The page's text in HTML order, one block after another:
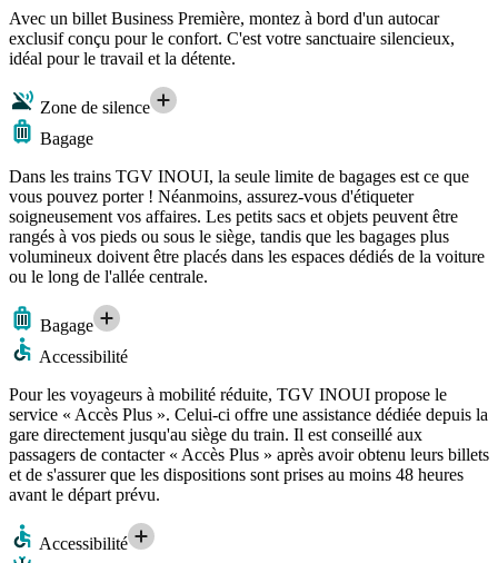
Avec un billet Business Première, montez à bord d'un autocar
exclusif conçu pour le confort. C'est votre sanctuaire silencieux,
idéal pour le travail et la détente.
Zone de silence
Bagage
Dans les trains TGV INOUI, la seule limite de bagages est ce que
vous pouvez porter ! Néanmoins, assurez-vous d'étiqueter
soigneusement vos affaires. Les petits sacs et objets peuvent être
rangés à vos pieds ou sous le siège, tandis que les bagages plus
volumineux doivent être placés dans les espaces dédiés de la voiture
ou le long de l'allée centrale.
Bagage
Accessibilité
Pour les voyageurs à mobilité réduite, TGV INOUI propose le
service « Accès Plus ». Celui-ci offre une assistance dédiée depuis la
gare directement jusqu'au siège du train. Il est conseillé aux
passagers de contacter « Accès Plus » après avoir obtenu leurs billets
et de s'assurer que les dispositions sont prises au moins 48 heures
avant le départ prévu.
Accessibilité